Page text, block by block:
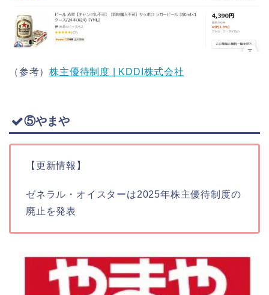
（参考）株主優待制度 | KDDI株式会社
⑤やまや
【更新情報】
ゼネラル・オイスターは2025年株主優待制度の
廃止を発表